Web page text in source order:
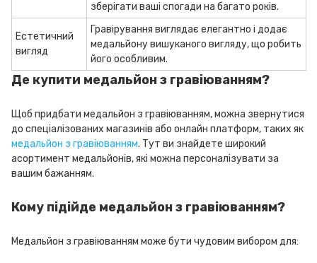
зберігати ваші спогади на багато років.
Естетичний
вигляд
Гравірування виглядає елегантно і додає
медальйону вишуканого вигляду, що робить
його особливим.
Де купити медальйон з гравіюванням?
Щоб придбати медальйон з гравіюванням, можна звернутися
до спеціалізованих магазинів або онлайн платформ, таких як
медальйон з гравіюванням. Тут ви знайдете широкий
асортимент медальйонів, які можна персоналізувати за
вашим бажанням.
Кому підійде медальйон з гравіюванням?
Медальйон з гравіюванням може бути чудовим вибором для: